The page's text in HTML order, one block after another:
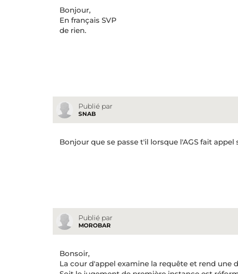
Bonjour,
En français SVP
de rien.
Publié par
SNAB
Bonjour que se passe t'il lorsque l'AGS fait
Publié par
MOROBAR
Bonsoir,
La cour d'appel examine la requête et rend une